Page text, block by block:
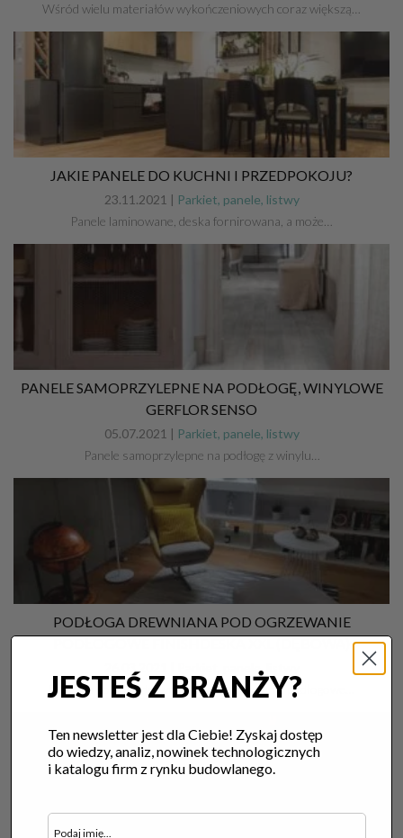
Wśród wielu materiałów wykończeniowych coraz większą…
JAKIE PANELE DO KUCHNI I PRZEDPOKOJU?
23.11.2021 | Parkiet, panele, listwy
Panele laminowane, deska fornirowana, a może…
PANELE SAMOPRZYLEPNE NA PODŁOGĘ, WINYLOWE
GERFLOR SENSO
05.07.2021 | Parkiet, panele, listwy
Panele samoprzylepne na podłogę z winylu…
PODŁOGA DREWNIANA POD OGRZEWANIE
Parkiet, panele, listwy
Dębowa podłoga drewniana pod ogrzewanie podłogowe…
JESTEŚ Z BRANŻY?
Ten newsletter jest dla Ciebie! Zyskaj dostęp
do wiedzy, analiz, nowinek technologicznych
i katalogu firm z rynku budowlanego.